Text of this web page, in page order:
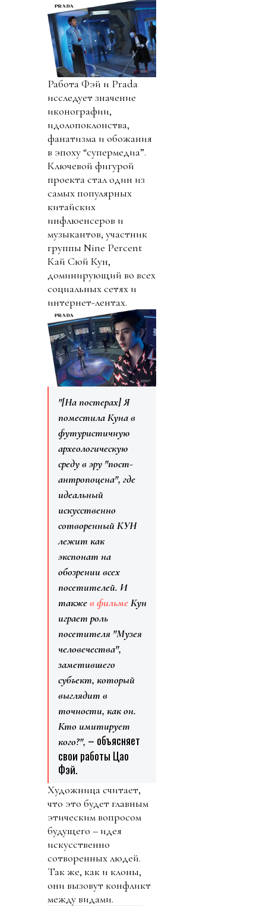
Работа Фэй и Prada
исследует значение
иконографии,
идолопоклонства,
фанатизма и обожания
в эпоху “супермедиа”.
Ключевой фигурой
проекта стал один из
самых популярных
китайских
инфлюенсеров и
музыкантов, участник
группы Nine Percent
Кай Сюй Кун,
доминирующий во всех
социальных сетях и
интернет-лентах.
"[На постерах] Я
поместила Куна в
футуристичную
археологическую
среду в эру "пост-
антропоцена", где
идеальный
искусственно
сотворенный КУН
лежит как
экспонат на
обозрении всех
посетителей. И
такжев фильмеКун
играет роль
посетителя "Музея
человечества",
заметившего
субъект, который
выглядит в
точности, как он.
Кто имитирует
кого?", – объясняет
свои работы Цао
Фэй.
Художница считает,
что это будет главным
этическим вопросом
будущего – идея
искусственно
сотворенных людей.
Так же, как и клоны,
они вызовут конфликт
между видами.